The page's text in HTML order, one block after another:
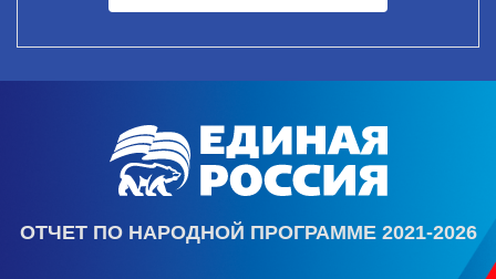
ОТЧЕТ ПО НАРОДНОЙ ПРОГРАММЕ 2021-2026